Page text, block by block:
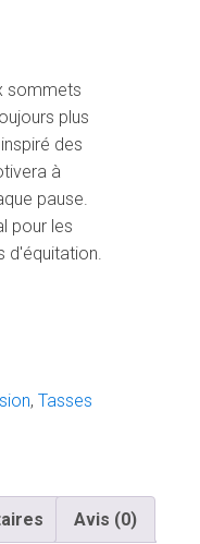
sommets
plus
des
à
pause.
pour les
d'équitation.
, Tasses
Avis (0)